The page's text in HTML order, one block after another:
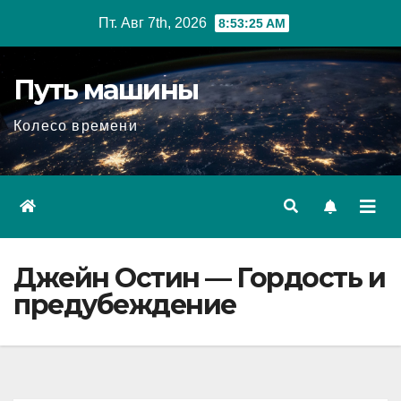
Пт. Авг 7th, 2026 8:53:26 AM
Путь машины
Колесо времени
Джейн Остин — Гордость и
предубеждение